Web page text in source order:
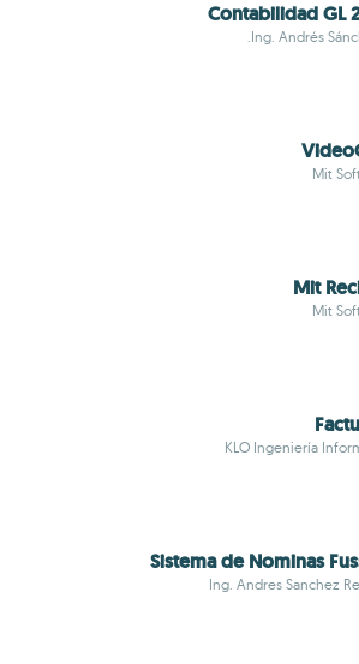
Contabilidad GL
Ing. Andrés
Mit
Mit
Mit
KLO Ingeniería
Sistema de Nominas
Ing. Andres Sanchez